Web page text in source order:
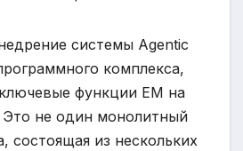
системы Agentic
комплекса,
функции EM на
не один монолитный
состоящая из нескольких